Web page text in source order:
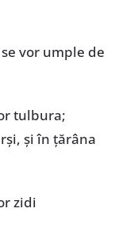
vor umple de
tulbura;
și în țărâna
zidi